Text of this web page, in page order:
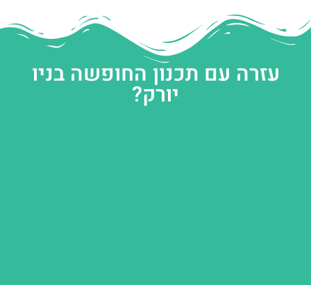
עזרה עם תכנון החופשה בניו
יורק?